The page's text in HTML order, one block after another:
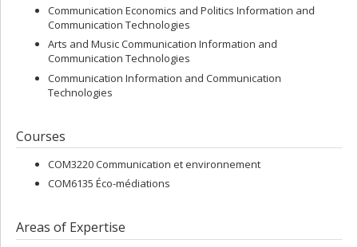
Communication Economics and Politics Information and
Communication Technologies
Arts and Music Communication Information and
Communication Technologies
Communication Information and Communication
Technologies
Courses
COM3220 Communication et environnement
COM6135 Éco-médiations
Areas of Expertise